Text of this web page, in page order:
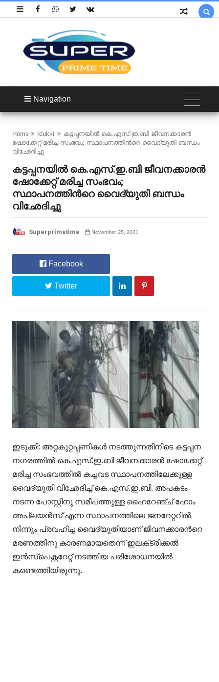

Navigation
Home Idukki
കട്ടപ്പനയിൽ കെ.എസ്.ഇ.ബി ജീവനക്കാരൻ
ഷോക്കേറ്റ് മരിച്ച സംഭവം; സ്ഥാപനത്തിന്‍റെ വൈദ്യുതി ബന്ധം
വിഛേദിച്ചു
കട്ടപ്പനയിൽ കെ.എസ്.ഇ.ബി ജീവനക്കാരൻ
ഷോക്കേറ്റ് മരിച്ച സംഭവം;
സ്ഥാപനത്തിന്‍റെ വൈദ്യുതി ബന്ധം
വിഛേദിച്ചു
Superprimetime November 25, 2021
Facebook
Twitter
ഇടുക്കി: അറ്റകുറ്റപ്പണികൾ നടത്തുന്നതിനിടെ കട്ടപ്പന
നഗരത്തിൽ കെ.എസ്.ഇ.ബി ജീവനക്കാരൻ ഷോക്കേറ്റ്
മരിച്ച സംഭവത്തിൽ കച്ചവട സ്ഥാപനത്തിലേക്കുള്ള
വൈദ്യുതി വിഛേദിച്ച് കെ.എസ്.ഇ.ബി. അപകടം
നടന്ന പോസ്റ്റിനു സമീപത്തുള്ള ഹൈറേഞ്ച് ഹോം
അപ്ലയൻസ് എന്ന സ്ഥാപനത്തിലെ ജനറേറ്ററിൽ
നിന്നും പ്രവഹിച്ച വൈദ്യുതിയാണ് ജീവനക്കാരന്‍റെ
മരണത്തിനു കാരണമായതെന്ന് ഇലക്‌ട്രിക്കൽ
ഇൻസ്പെക്റ്ററേറ്റ് നടത്തിയ പരിശോധനയിൽ
കണ്ടെത്തിയിരുന്നു.